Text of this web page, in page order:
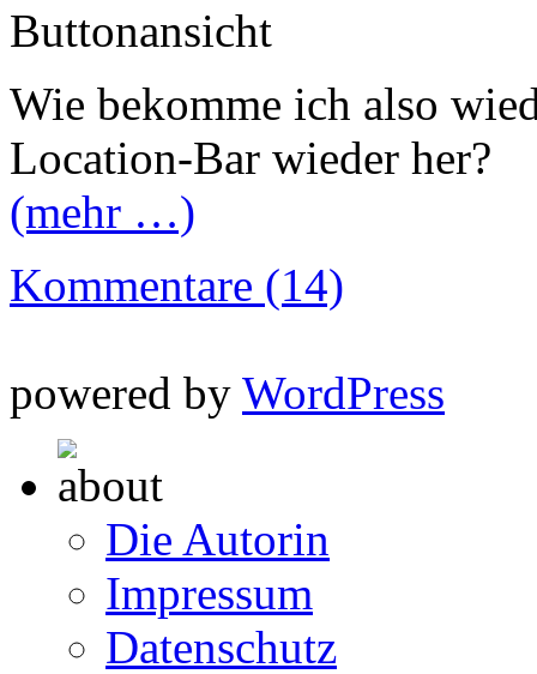
Wie bekomme ich also
Location-Bar wieder her?
(mehr …)
Kommentare (14)
powered by WordPress
Die Autorin
Impressum
Datenschutz